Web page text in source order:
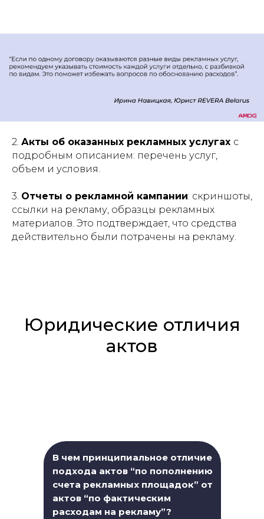
2. Акты об оказанных рекламных услугах с
подробным описанием: перечень услуг,
объем и условия.
3. Отчеты о рекламной кампании: скриншоты,
ссылки на рекламу, образцы рекламных
материалов. Это подтверждает, что средства
действительно были потрачены на рекламу.
Юридические отличия
актов
В чем принципиальное отличие
подхода актов “по пополнению
счета рекламных площадок” от
актов “по фактическим
расходам на рекламу”?